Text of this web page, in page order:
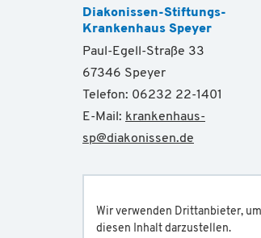
Diakonissen-Stiftungs-
Krankenhaus Speyer
Paul-Egell-Straße 33
67346 Speyer
Telefon: 06232 22-1401
E-Mail: krankenhaus-
sp@diakonissen.de
Wir verwenden Drittanbieter, um
diesen Inhalt darzustellen.